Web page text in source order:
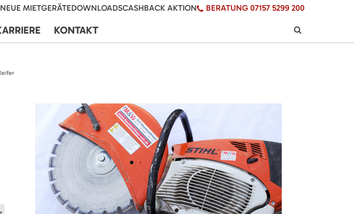
NEUE MIETGERÄTEDOWNLOADSCASHBACK AKTION BERATUNG 07157 5299 200
KONTAKT